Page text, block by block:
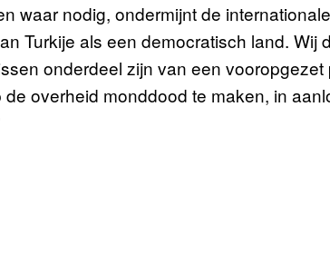
waar nodig, ondermijnt de
Turkije als een democratisch land. Wij
onderdeel zijn van een vooropgezet
overheid monddood te maken, in